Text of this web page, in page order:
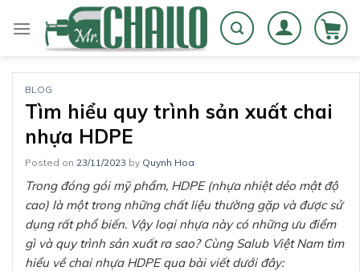
BLOG
Tìm hiểu quy trình sản xuất chai
nhựa HDPE
Posted on 23/11/2023 by Quynh Hoa
Trong đóng gói mỹ phẩm, HDPE (nhựa nhiệt dẻo mật độ
cao) là một trong những chất liệu thường gặp và được sử
dụng rất phổ biến. Vậy loại nhựa này có những ưu điểm
gì và quy trình sản xuất ra sao? Cùng Salub Việt Nam tìm
hiểu về chai nhựa HDPE qua bài viết dưới đây: